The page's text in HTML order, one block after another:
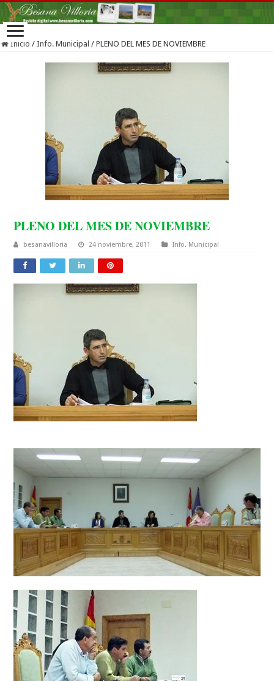
Inicio / Info. Municipal / PLENO DEL MES DE NOVIEMBRE
PLENO DEL MES DE NOVIEMBRE
besanavilloria 24 noviembre, 2011 Info. Municipal